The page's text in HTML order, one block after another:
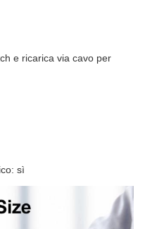
e ricarica via cavo per
sì